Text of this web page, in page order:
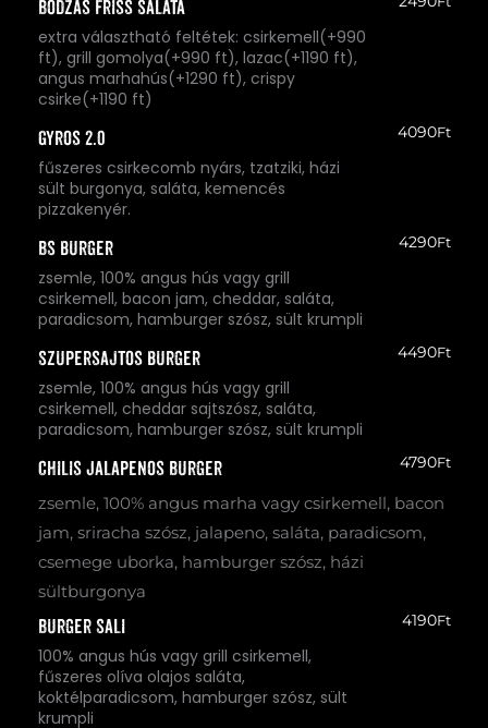
Bodzás Friss Saláta
extra választható feltétek: csirkemell(+990
ft), grill gomolya(+990 ft), lazac(+1190 ft),
angus marhahús(+1290 ft), crispy
csirke(+1190 ft)
Gyros 2.0
fűszeres csirkecomb nyárs, tzatziki, házi
sült burgonya, saláta, kemencés
pizzakenyér.
4090Ft
BS burger
zsemle, 100% angus hús vagy grill
csirkemell, bacon jam, cheddar, saláta,
paradicsom, hamburger szósz, sült krumpli
4290Ft
Szupersajtos burger
zsemle, 100% angus hús vagy grill
csirkemell, cheddar sajtszósz, saláta,
paradicsom, hamburger szósz, sült krumpli
4490Ft
Chilis Jalapenos Burger
zsemle, 100% angus marha vagy csirkemell, bacon
jam, sriracha szósz, jalapeno, saláta, paradicsom,
csemege uborka, hamburger szósz, házi
sültburgonya
4790Ft
Burger Sali
100% angus hús vagy grill csirkemell,
fűszeres olíva olajos saláta,
koktélparadicsom, hamburger szósz, sült
krumpli
4190Ft